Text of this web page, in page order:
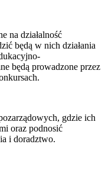
na działalność
będą w nich działania
będą prowadzone przez
gdzie ich
oraz podnosić
i doradztwo.